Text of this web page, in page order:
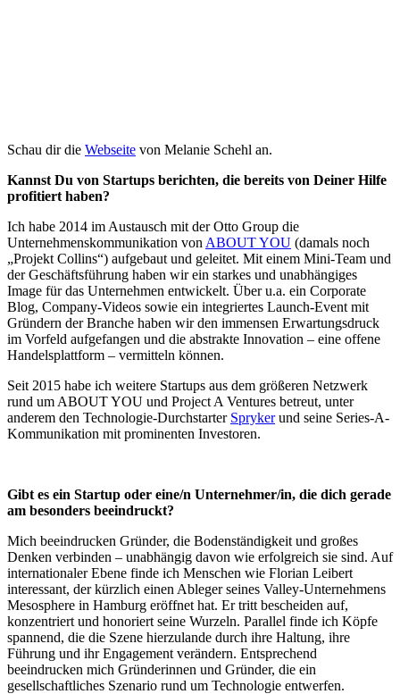
Schau dir die Webseite von Melanie Schehl an.
Kannst Du von Startups berichten, die bereits von Deiner Hilfe
profitiert haben?
Ich habe 2014 im Austausch mit der Otto Group die
Unternehmenskommunikation von ABOUT YOU (damals noch
„Projekt Collins“) aufgebaut und geleitet. Mit einem Mini-Team und
der Geschäftsführung haben wir ein starkes und unabhängiges
Image für das Unternehmen entwickelt. Über u.a. ein Corporate
Blog, Company-Videos sowie ein integriertes Launch-Event mit
Gründern der Branche haben wir den immensen Erwartungsdruck
im Vorfeld aufgefangen und die abstrakte Innovation – eine offene
Handelsplattform – vermitteln können.
Seit 2015 habe ich weitere Startups aus dem größeren Netzwerk
rund um ABOUT YOU und Project A Ventures betreut, unter
anderem den Technologie-Durchstarter Sprykerund seine Series-A-
Kommunikation mit prominenten Investoren.
Gibt es ein Startup oder eine/n Unternehmer/in, die dich gerade
am besonders beeindruckt?
Mich beeindrucken Gründer, die Bodenständigkeit und großes
Denken verbinden – unabhängig davon wie erfolgreich sie sind. Auf
internationaler Ebene finde ich Menschen wie Florian Leibert
interessant, der kürzlich einen Ableger seines Valley-Unternehmens
Mesosphere in Hamburg eröffnet hat. Er tritt bescheiden auf,
konzentriert und honoriert seine Wurzeln. Parallel finde ich Köpfe
spannend, die die Szene hierzulande durch ihre Haltung, ihre
Führung und ihr Engagement verändern. Entsprechend
beeindrucken mich Gründerinnen und Gründer, die ein
gesellschaftliches Szenario rund um Technologie entwerfen.